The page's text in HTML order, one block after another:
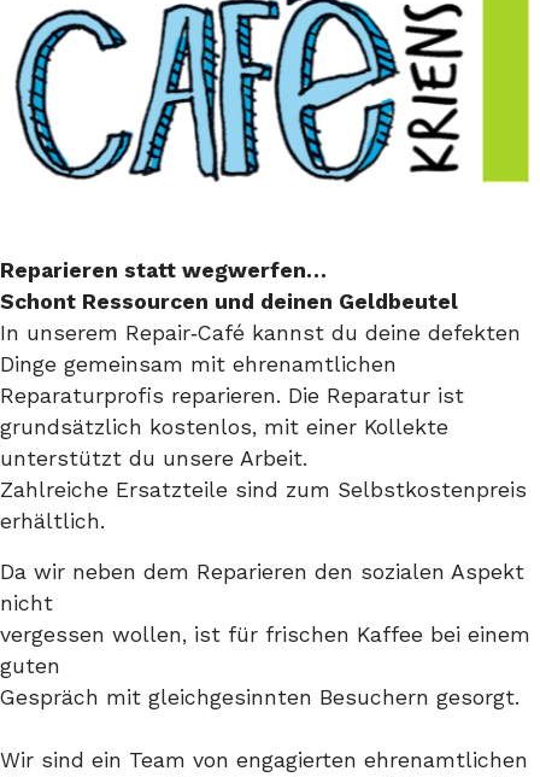
Reparieren statt wegwerfen…
Schont Ressourcen und deinen Geldbeutel
In unserem Repair‑Café kannst du deine defekten
Dinge gemeinsam mit ehrenamtlichen
Reparaturprofis reparieren. Die Reparatur ist
grundsätzlich kostenlos, mit einer Kollekte
unterstützt du unsere Arbeit.
Zahlreiche Ersatzteile sind zum Selbstkostenpreis
erhältlich.
Da wir neben dem Reparieren den sozialen Aspekt
nicht
vergessen wollen, ist für frischen Kaffee bei einem
guten
Gespräch mit gleichgesinnten Besuchern gesorgt.
Wir sind ein Team von engagierten ehrenamtlichen